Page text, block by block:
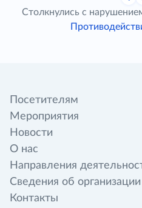
Столкнулись с
Посетителям
Мероприятия
Новости
О нас
Направления
Сведения об организации
Контакты